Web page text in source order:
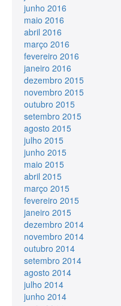
junho 2016
maio 2016
abril 2016
março 2016
fevereiro 2016
janeiro 2016
dezembro 2015
novembro 2015
outubro 2015
setembro 2015
agosto 2015
julho 2015
junho 2015
maio 2015
abril 2015
março 2015
fevereiro 2015
janeiro 2015
dezembro 2014
novembro 2014
outubro 2014
setembro 2014
agosto 2014
julho 2014
junho 2014